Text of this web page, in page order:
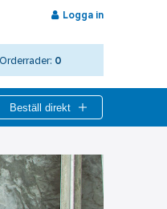
Logga in
Orderrader: 0
Beställ direkt